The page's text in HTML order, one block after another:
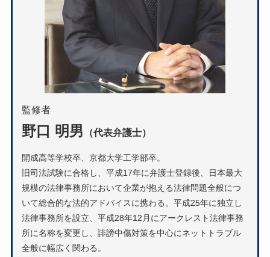
監修者
野口 明男 （代表弁護士）
開成高等学校卒、京都大学工学部卒。
旧司法試験に合格し、平成17年に弁護士登録後、日本最大
規模の法律事務所において企業が抱える法律問題全般につ
いて総合的な法的アドバイスに携わる。平成25年に独立し
法律事務所を設立、平成28年12月にアークレスト法律事務
所に名称を変更し、誹謗中傷対策を中心にネットトラブル
全般に幅広く関わる。